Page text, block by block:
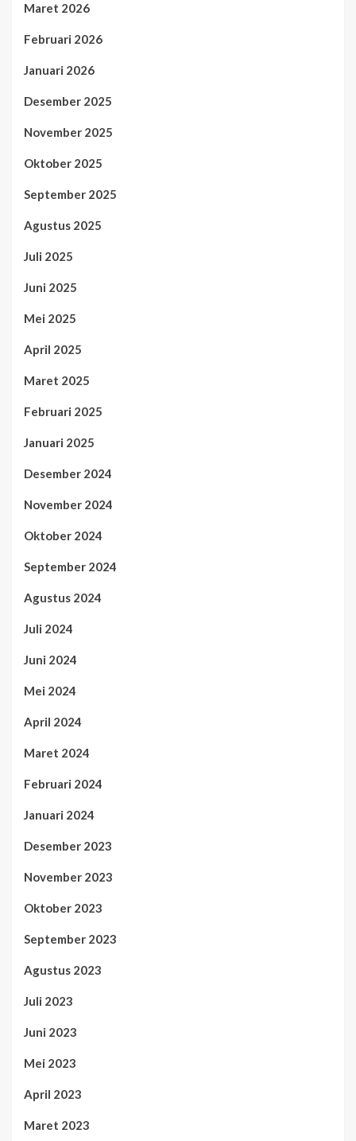
Maret 2026
Februari 2026
Januari 2026
Desember 2025
November 2025
Oktober 2025
September 2025
Agustus 2025
Juli 2025
Juni 2025
Mei 2025
April 2025
Maret 2025
Februari 2025
Januari 2025
Desember 2024
November 2024
Oktober 2024
September 2024
Agustus 2024
Juli 2024
Juni 2024
Mei 2024
April 2024
Maret 2024
Februari 2024
Januari 2024
Desember 2023
November 2023
Oktober 2023
September 2023
Agustus 2023
Juli 2023
Juni 2023
Mei 2023
April 2023
Maret 2023